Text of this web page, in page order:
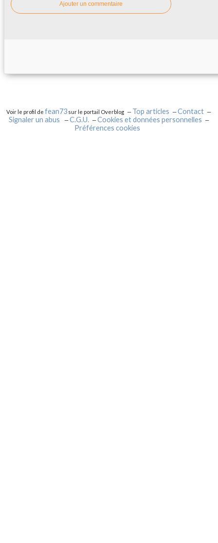
Ajouter un commentaire
Voir le profil defean73 sur le portail Overblog Top articles
Contact
Signaler un abus
C.G.U.
Cookies et données personnelles
Préférences cookies